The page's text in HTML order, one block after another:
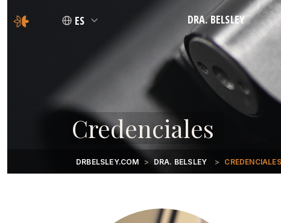
ES DRA. BELSLEY
FILOSOFÍA
CREDENCIALES
Credenciales
DRBELSLEY.COM DRA. BELSLEY CREDENCIALES